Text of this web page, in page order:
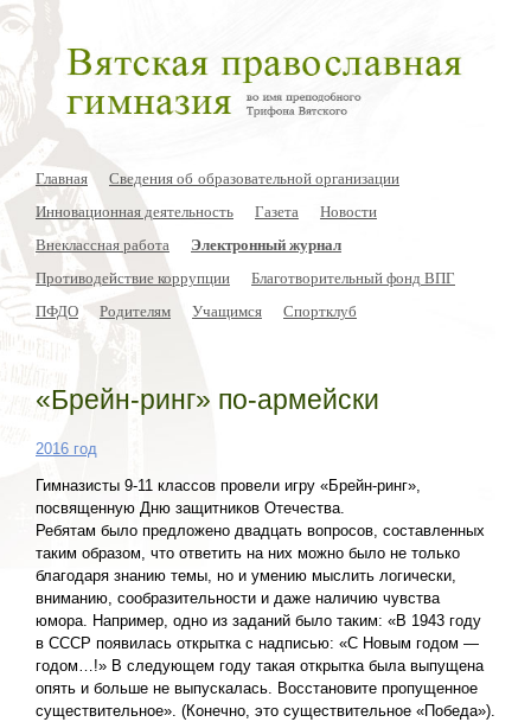
Главная
Сведения об образовательной организации
Инновационная деятельность
Газета
Новости
Внеклассная работа
Электронный журнал
Противодействие коррупции
Благотворительный фонд ВПГ
ПФДО
Родителям Учащимся Спортклуб
«Брейн-ринг» по-армейски
2016 год
Гимназисты 9-11 классов провели игру «Брейн-ринг»,
посвященную Дню защитников Отечества.
Ребятам было предложено двадцать вопросов, составленных
таким образом, что ответить на них можно было не только
благодаря знанию темы, но и умению мыслить логически,
вниманию, сообразительности и даже наличию чувства
юмора. Например, одно из заданий было таким: «В 1943 году
в СССР появилась открытка с надписью: «С Новым годом —
годом…!» В следующем году такая открытка была выпущена
опять и больше не выпускалась. Восстановите пропущенное
существительное». (Конечно, это существительное «Победа»).